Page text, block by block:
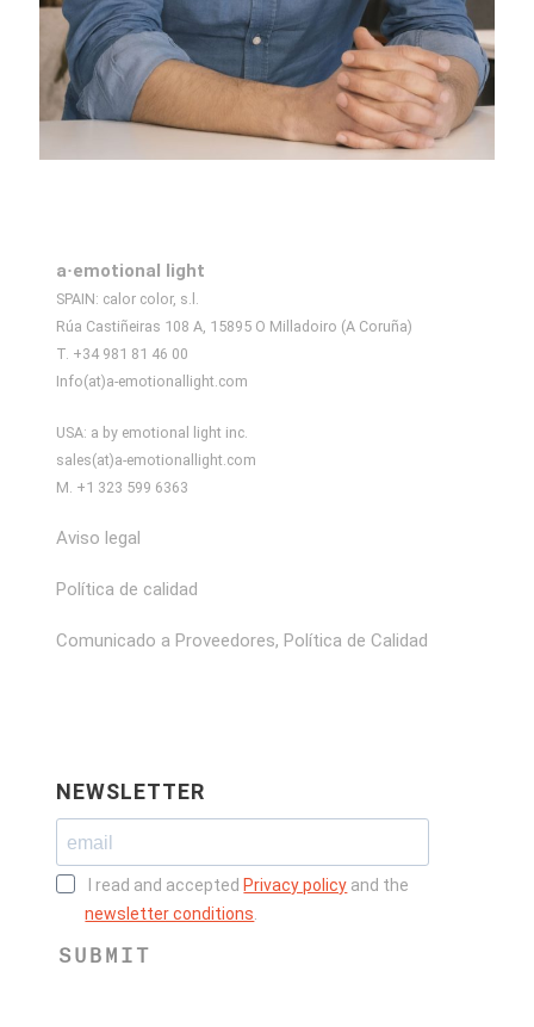
a·emotional light
SPAIN: calor color, s.l.
Rúa Castiñeiras 108 A, 15895 O Milladoiro (A Coruña)
T. +34 981 81 46 00
Info(at)a-emotionallight.com
USA: a by emotional light inc.
sales(at)a-emotionallight.com
M. +1 323 599 6363
Aviso legal
Política de calidad
Comunicado a Proveedores, Política de Calidad
NEWSLETTER
I read and accepted Privacy policy and the
newsletter conditions
SUBMIT